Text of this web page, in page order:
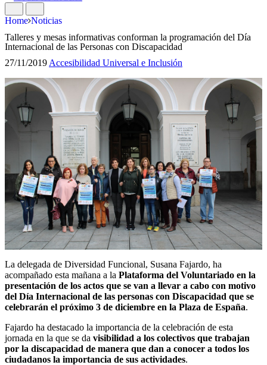
Home Noticias
Talleres y mesas informativas conforman la programación del Día
Internacional de las Personas con Discapacidad
27/11/2019Accesibilidad Universal e Inclusión
La delegada de Diversidad Funcional, Susana Fajardo, ha
acompañado esta mañana a la Plataforma del Voluntariado en la
presentación de los actos que se van a llevar a cabo con motivo
del Día Internacional de las personas con Discapacidad que se
celebrarán el próximo 3 de diciembre en la Plaza de España.
Fajardo ha destacado la importancia de la celebración de esta
jornada en la que se da visibilidad a los colectivos que trabajan
por la discapacidad de manera que dan a conocer a todos los
ciudadanos la importancia de sus actividades.